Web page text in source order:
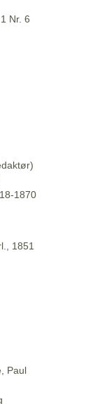
Nr. 6
1870
1851
Paul